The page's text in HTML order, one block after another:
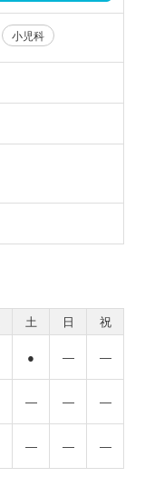
小児科
土 日
祝
● ― ―
― ― ―
― ― ―